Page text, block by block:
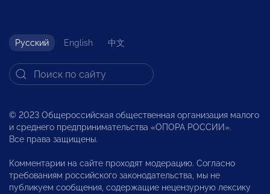
Русский English 中文
© 2023 Общероссийская общественная организация малого
и среднего предпринимательства «ОПОРА РОССИИ».
Все права защищены.
Комментарии на сайте проходят модерацию. Согласно
требованиям российского законодательства, мы не
публикуем сообщения, содержащие нецензурную лексику